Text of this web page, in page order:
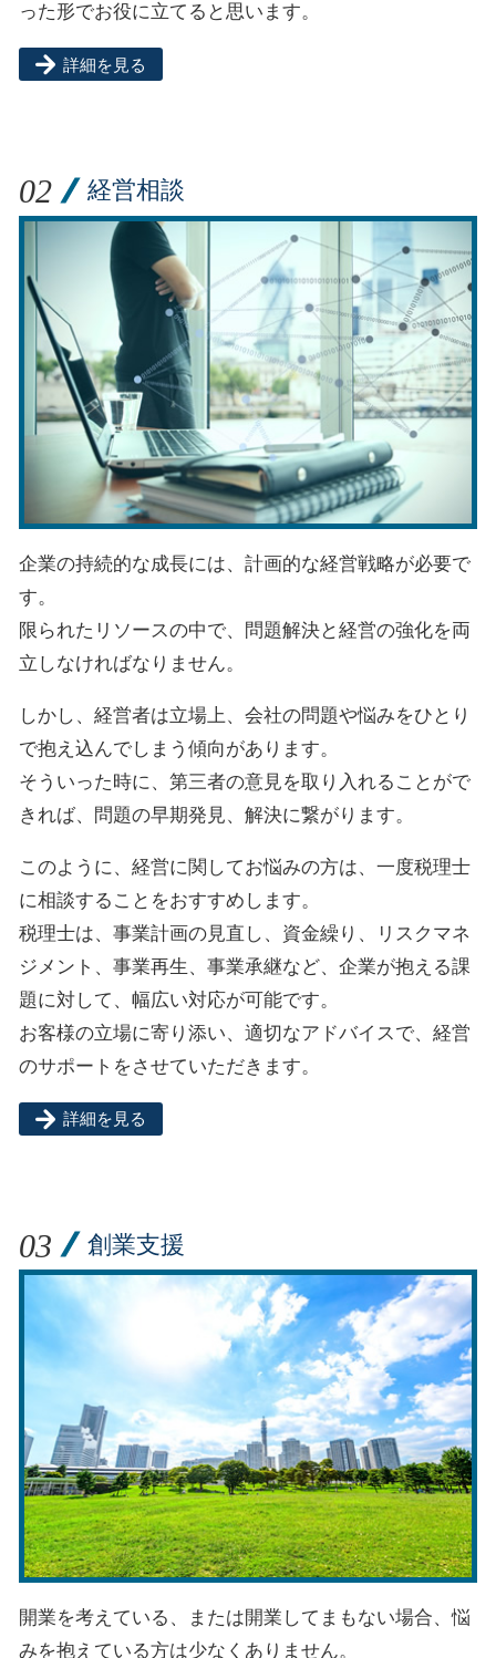
った形でお役に立てると思います。
詳細を見る
経営相談
企業の持続的な成長には、計画的な経営戦略が必要で
す。
限られたリソースの中で、問題解決と経営の強化を両
立しなければなりません。
しかし、経営者は立場上、会社の問題や悩みをひとり
で抱え込んでしまう傾向があります。
そういった時に、第三者の意見を取り入れることがで
きれば、問題の早期発見、解決に繋がります。
このように、経営に関してお悩みの方は、一度税理士
に相談することをおすすめします。
税理士は、事業計画の見直し、資金繰り、リスクマネ
ジメント、事業再生、事業承継など、企業が抱える課
題に対して、幅広い対応が可能です。
お客様の立場に寄り添い、適切なアドバイスで、経営
のサポートをさせていただきます。
詳細を見る
創業支援
開業を考えている、または開業してまもない場合、悩
みを抱えている方は少なくありません。